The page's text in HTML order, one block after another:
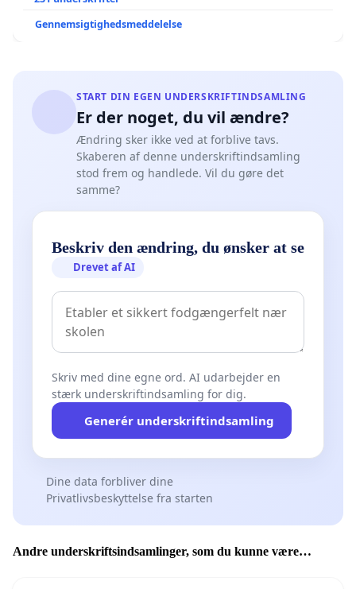
Gennemsigtighedsmeddelelse
START DIN EGEN UNDERSKRIFTINDSAMLING
Er der noget, du vil ændre?
Ændring sker ikke ved at forblive tavs.
Skaberen af denne underskriftindsamling
stod frem og handlede. Vil du gøre det
samme?
Beskriv den ændring, du ønsker at se
Drevet af AI
Skriv med dine egne ord. AI udarbejder en
stærk underskriftindsamling for dig.
Generér underskriftindsamling
Dine data forbliver dine
Privatlivsbeskyttelse fra starten
Andre underskriftsindsamlinger, som du kunne være